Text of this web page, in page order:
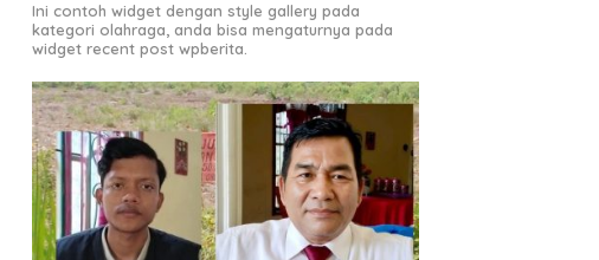
Ini contoh widget dengan style gallery pada
kategori olahraga, anda bisa mengaturnya pada
widget recent post wpberita.